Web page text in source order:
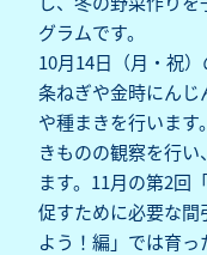
グラムです。
10月14日（月・祝
条ねぎや金時にん
や種まきを行いま
きものの観察を行
ます。11月の第2回
促すために必要な
よう！編」では育